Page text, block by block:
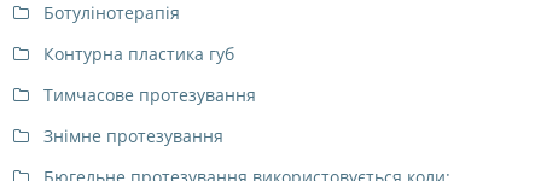
Ботулінотерапія
Контурна пластика губ
Тимчасове протезування
Знімне протезування